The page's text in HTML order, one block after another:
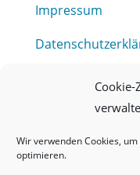
Wir verwenden Cookies,
optimieren.
Impressum
Meldestelle